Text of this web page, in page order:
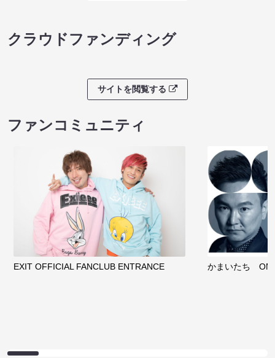
クラウドファンディング
サイトを閲覧する
ファンコミュニティ
EXIT OFFICIAL FANCLUB ENTRANCE かまいたち